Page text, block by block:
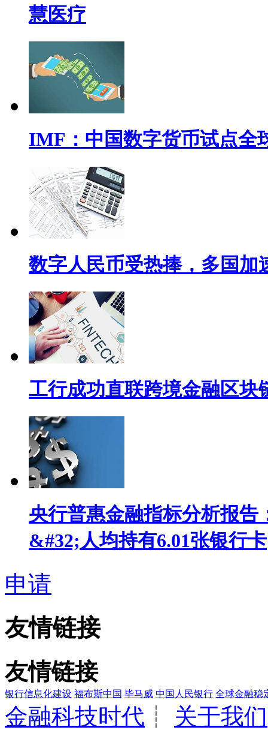
慧医疗
IMF：中国数字货币试点全
数字人民币受热捧，多国加
工行成功直联跨境金融区块
央行普惠金融指标分析报告
&#32;人均持有6.01张银行卡
申请
友情链接
友情链接
银行信息化建设 福布斯中国 毕马威 中国人民银行 全球金融稳
金融科技时代 ┊ 关于我们